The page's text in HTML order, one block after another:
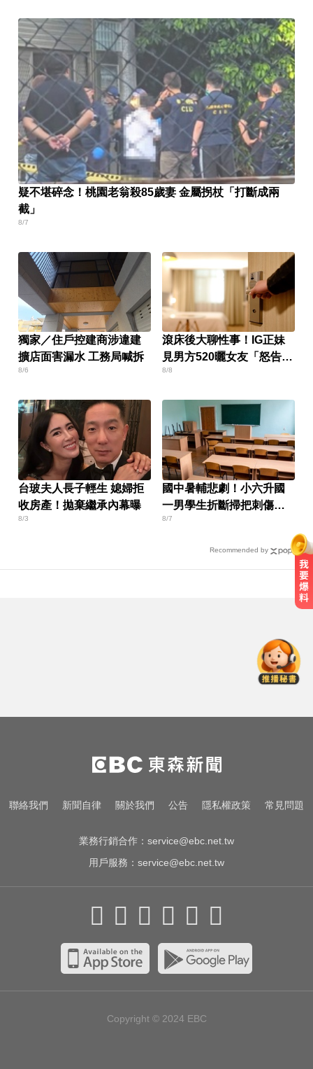
疑不堪碎念！桃園老翁殺85歲妻 金屬拐杖「打斷成兩
截」
8/7
獨家／住戶控建商涉違建
擴店面害漏水 工務局喊拆
8/6
滾床後大聊性事！IG正妹
見男方520曬女友「怒告性
侵」
8/8
台玻夫人長子輕生 媳婦拒
收房產！拋棄繼承內幕曝
8/3
國中暑輔悲劇！小六升國
一男學生折斷掃把刺傷女
師 右眼恐失明
8/7
Recommended by
檔成鐵證
NBA／灰熊前鋒克拉克死因出爐 法
醫認定毒品意外
醫起看／他隱眼「連戴一週」差點
聯絡我們 新聞自律 關於我們 公告 隱私權政策 常見問題
業務行銷合作： service@ebc.net.tw
用戶服務： service@ebc.net.tw
Copyright © 2024 EBC